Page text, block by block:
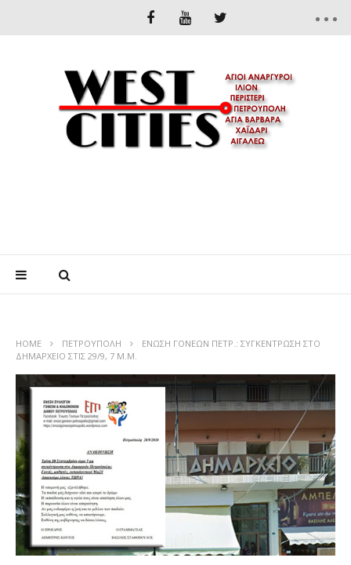
HOME ΠΕΤΡΟΎΠΟΛΗ
ΕΝΩΣΗ ΓΟΝΕΩΝ ΠΕΤΡ.: ΣΥΓΚΕΝΤΡΩΣΗ ΣΤΟ
ΔΗΜΑΡΧΕΙΟ ΣΤΙΣ 29/9, 7 Μ.Μ.